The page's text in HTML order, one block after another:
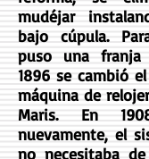
mudéjar
bajo cúpula.
puso una franja
1896 se cambió
máquina de
Maris. En
nuevamente, el
no necesitaba